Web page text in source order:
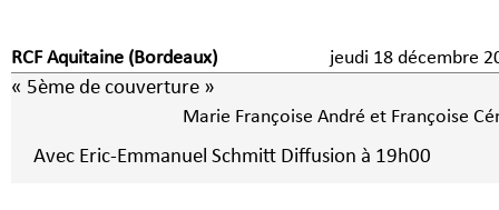
RCF Aquitaine (Bordeaux) jeudi 18 décembre
« 5ème de couverture »
Marie Françoise André et Françoise
Avec Eric-Emmanuel Schmitt Diffusion à 19h00